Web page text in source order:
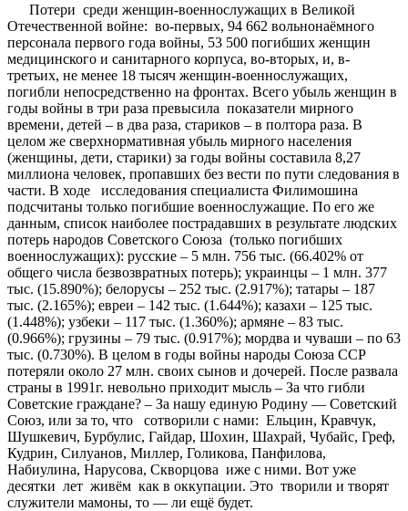
Потери среди женщин-военнослужащих в Великой
Отечественной войне: во-первых, 94 662 вольнонаёмного
персонала первого года войны, 53 500 погибших женщин
медицинского и санитарного корпуса, во-вторых, и, в-
третьих, не менее 18 тысяч женщин-военнослужащих,
погибли непосредственно на фронтах. Всего убыль женщин в
годы войны в три раза превысила показатели мирного
времени, детей – в два раза, стариков – в полтора раза. В
целом же сверхнормативная убыль мирного населения
(женщины, дети, старики) за годы войны составила 8,27
миллиона человек, пропавших без вести по пути следования в
части. В ходе исследования специалиста Филимошина
подсчитаны только погибшие военнослужащие. По его же
данным, список наиболее пострадавших в результате людских
потерь народов Советского Союза (только погибших
военнослужащих): русские – 5 млн. 756 тыс. (66.402% от
общего числа безвозвратных потерь); украинцы – 1 млн. 377
тыс. (15.890%); белорусы – 252 тыс. (2.917%); татары – 187
тыс. (2.165%); евреи – 142 тыс. (1.644%); казахи – 125 тыс.
(1.448%); узбеки – 117 тыс. (1.360%); армяне – 83 тыс.
(0.966%); грузины – 79 тыс. (0.917%); мордва и чуваши – по 63
тыс. (0.730%). В целом в годы войны народы Союза ССР
потеряли около 27 млн. своих сынов и дочерей. После развала
страны в 1991г. невольно приходит мысль – За что гибли
Советские граждане? – За нашу единую Родину — Советский
Союз, или за то, что сотворили с нами: Ельцин, Кравчук,
Шушкевич, Бурбулис, Гайдар, Шохин, Шахрай, Чубайс, Греф,
Кудрин, Силуанов, Миллер, Голикова, Панфилова,
Набиулина, Нарусова, Скворцова иже с ними. Вот уже
десятки лет живём как в оккупации. Это творили и творят
служители мамоны, то — ли ещё будет.